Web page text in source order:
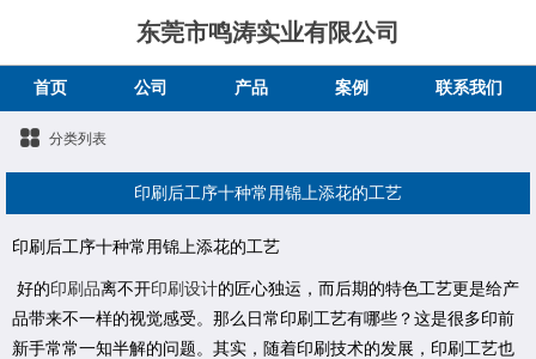
东莞市鸣涛实业有限公司
首页 公司 产品 案例 联系我们
分类列表
印刷后工序十种常用锦上添花的工艺
印刷后工序十种常用锦上添花的工艺
好的印刷品离不开印刷设计的匠心独运，而后期的特色工艺更是给产
品带来不一样的视觉感受。那么日常印刷工艺有哪些？这是很多印前
新手常常一知半解的问题。其实，随着印刷技术的发展，印刷工艺也